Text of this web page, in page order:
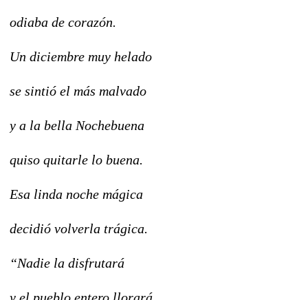
odiaba de corazón.
Un diciembre muy helado
se sintió el más malvado
y a la bella Nochebuena
quiso quitarle lo buena.
Esa linda noche mágica
decidió volverla trágica.
“Nadie la disfrutará